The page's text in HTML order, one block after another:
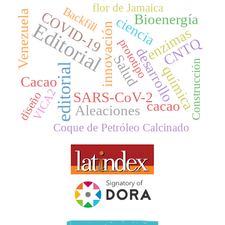
Editorial
editorial
Cacao
COVID-19
SARS-CoV-2desarrollo
innovación
cacao
enzimas
ciencia
química
Aleaciones
Venezuela
Salud
Bioenergía
CNTQ
VICA2
flor de Jamaica
Construcción
diseño
prototipo
Backfill
Coque de Petróleo Calcinado